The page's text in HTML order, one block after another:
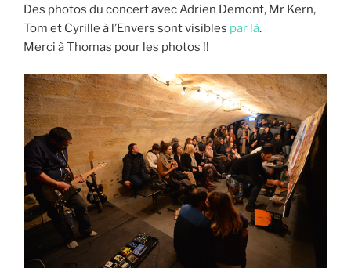
Des photos du concert avec Adrien Demont, Mr Kern,
Tom et Cyrille à l’Envers sont visibles par là.
Merci àThomas pour les photos !!